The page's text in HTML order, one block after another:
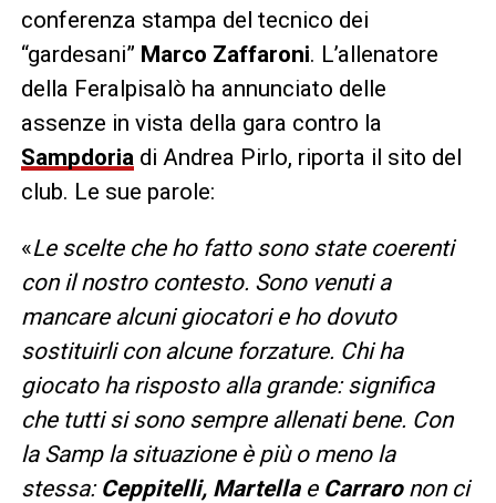
conferenza stampa del tecnico dei
“gardesani” Marco Zaffaroni. L’allenatore
della Feralpisalò ha annunciato delle
assenze in vista della gara contro la
Sampdoriadi Andrea Pirlo, riporta il sito del
club. Le sue parole:
«Le scelte che ho fatto sono state coerenti
con il nostro contesto. Sono venuti a
mancare alcuni giocatori e ho dovuto
sostituirli con alcune forzature. Chi ha
giocato ha risposto alla grande: significa
che tutti si sono sempre allenati bene. Con
la Samp la situazione è più o meno la
stessa: Ceppitelli, Martella eCarraronon ci